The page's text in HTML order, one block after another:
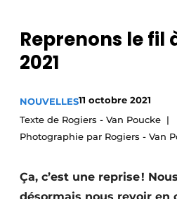
Merci de
Newsletter
Podcasts
S’inscrire à l’événement
S’inscrire
Reprenons le fil
2021
NOUVELLES11 octobre 2021
Texte de Rogiers - Van Poucke
Photographie par Rogiers - Van
Ça, c’est une reprise !